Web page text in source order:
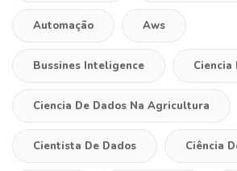
Automação Aws
Bussines Inteligence Ciencia
Ciencia De Dados Na Agricultura
Cientista De Dados Ciência